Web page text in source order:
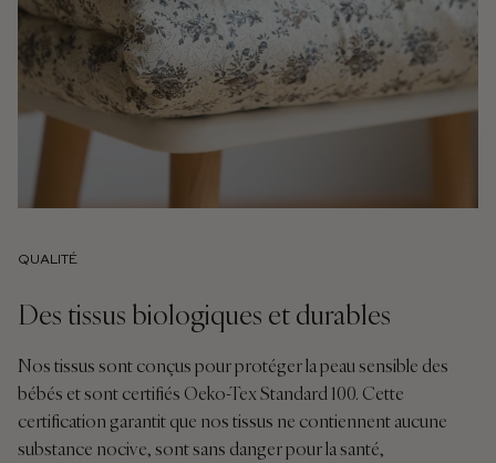
QUALITÉ
Des tissus biologiques et durables
Nos tissus sont conçus pour protéger la peau sensible des
bébés et sont certifiés Oeko-Tex Standard 100. Cette
certification garantit que nos tissus ne contiennent aucune
substance nocive, sont sans danger pour la santé,